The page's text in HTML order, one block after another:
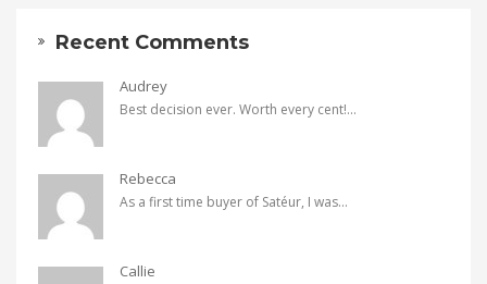
Recent Comments
Audrey
Best decision ever. Worth every cent!...
Rebecca
As a first time buyer of Satéur, I was...
Callie